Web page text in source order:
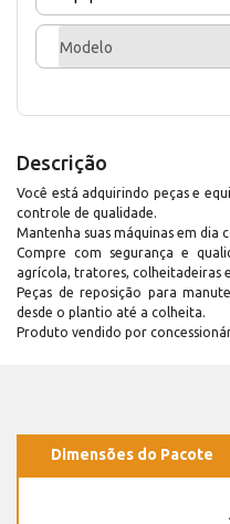
Modelo
Descrição
Você está adquirindo peças e
controle de qualidade.
Mantenha suas máquinas em dia
Compre com segurança e
agrícola, tratores, colheitadeiras
Peças de reposição para
desde o plantio até a colheita.
Produto vendido por
Dimensões do Pacote